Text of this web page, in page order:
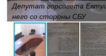
Депутат горсовета
него со стороны СБУ